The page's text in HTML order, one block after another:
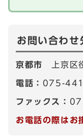
お問い合わせ
京都市 上京
電話： 075-
ファックス：
お電話の際はお